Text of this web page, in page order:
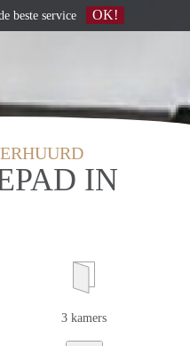
IN
3 kamers
beste service OK!